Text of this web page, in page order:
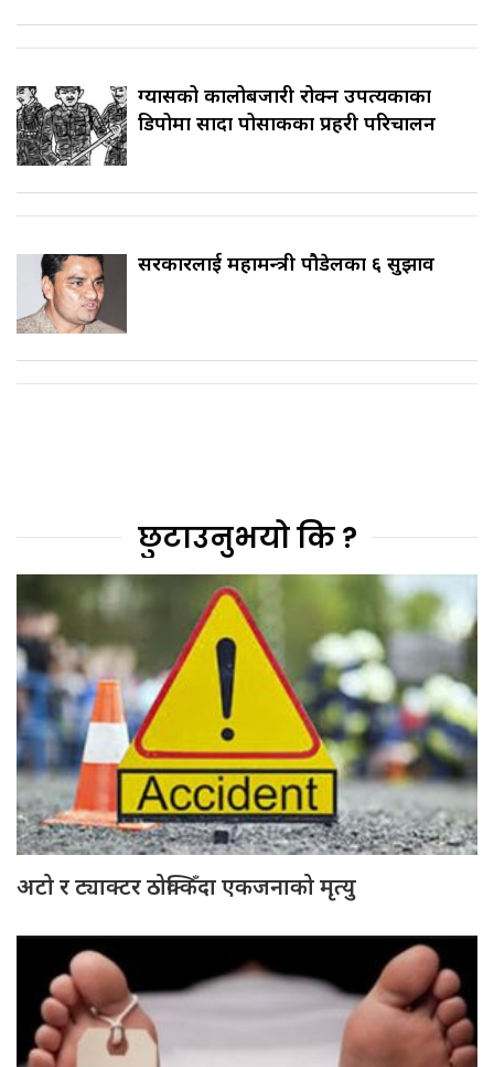
ग्यासको कालोबजारी रोक्न उपत्यकाका
डिपोमा सादा पोसाकका प्रहरी परिचालन
सरकारलाई महामन्त्री पौडेलका ६ सुझाव
छुटाउनुभयो कि ?
अटो र ट्याक्टर ठोक्किँदा एकजनाको मृत्यु